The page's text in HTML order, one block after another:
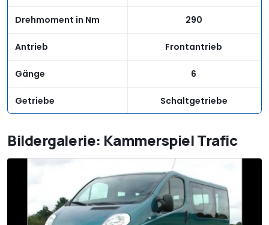
Drehmoment in Nm 290
Antrieb Frontantrieb
Gänge 6
Getriebe Schaltgetriebe
Spurweite hinten in mm 1.630
Radaufhängung vorn
McPherson-Federbeine,
Schraubenfedern,
Bildergalerie: Kammerspiel Trafic